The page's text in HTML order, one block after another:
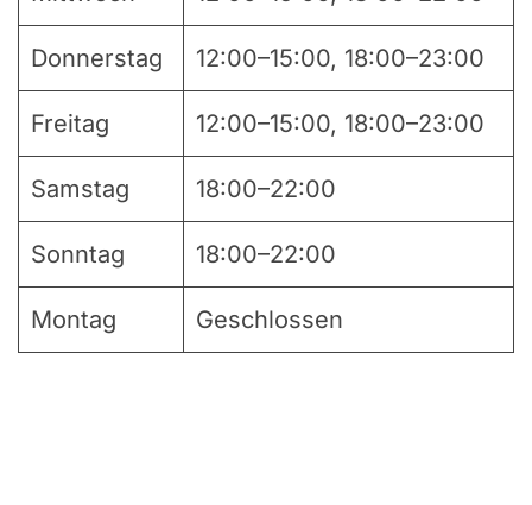
Donnerstag 12:00–15:00, 18:00–23:00
Freitag 12:00–15:00, 18:00–23:00
Samstag 18:00–22:00
Sonntag 18:00–22:00
Montag Geschlossen